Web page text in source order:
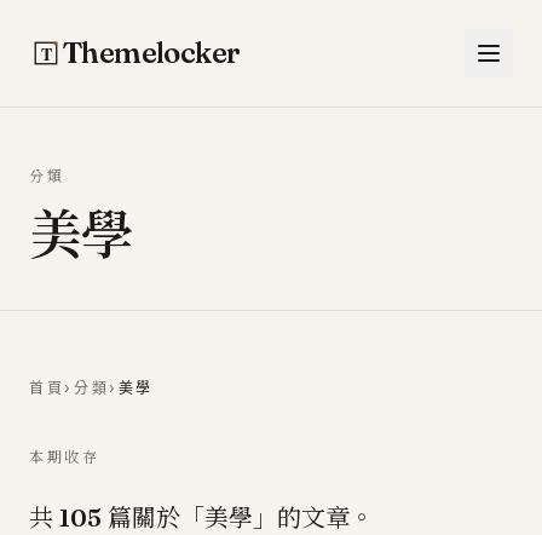
Themelocker
分類
美學
首頁› 分類› 美學
本期收存
共 105 篇關於「美學」的文章。